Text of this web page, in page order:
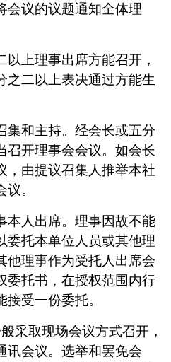
会议的议题通知全体理
上理事出席方能召开，
之二以上表决通过方能生
和主持。经会长或五分
召开理事会会议。如会长
，由提议召集人推举本社
。
人出席。理事因故不能
委托本单位人员或其他理
他理事作为受托人出席会
委托书，在授权范围内行
受一份委托。
采取现场会议方式召开，
讯会议。选举和罢免会